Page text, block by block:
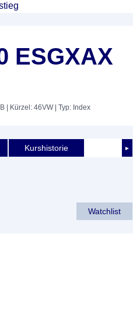
ESGXAX
| Kürzel: 46VW| Typ: Index
►
Kurshistorie
Watchlist